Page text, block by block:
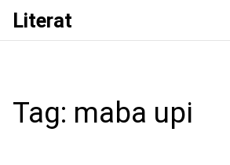
Skip to content
Literat
Tag: maba upi